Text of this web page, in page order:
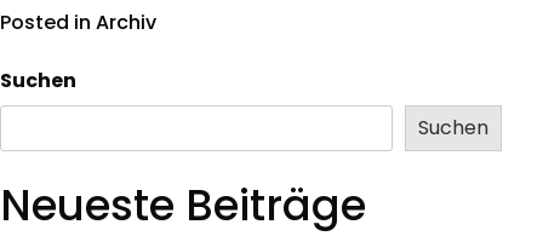
Posted in Archiv
Suchen
Suchen
Neueste Beiträge